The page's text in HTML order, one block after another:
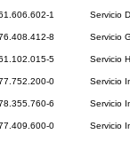
1 Servicio
8 Servicio
5 Servicio
0 Servicio
6 Servicio
0 Servicio